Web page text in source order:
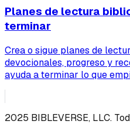
Planes de lectura
terminar
Crea o sigue planes de
devocionales, progreso y
ayuda a terminar lo que
2025 BIBLEVERSE, LLC.